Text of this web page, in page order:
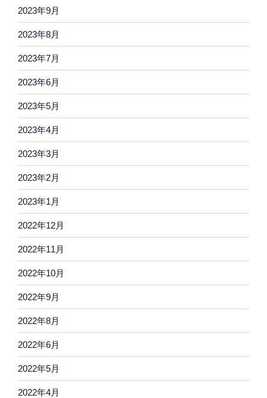
2023年9月
2023年8月
2023年7月
2023年6月
2023年5月
2023年4月
2023年3月
2023年2月
2023年1月
2022年12月
2022年11月
2022年10月
2022年9月
2022年8月
2022年6月
2022年5月
2022年4月